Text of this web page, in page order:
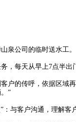
泉公司的临时送水工。
，每天从早上7点半出
户的传呼，依据区域
”
：与客户沟通，理解